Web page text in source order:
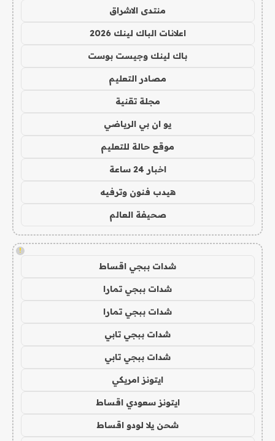
منتدى الاشراق
اعلانات الباك لينك 2026
باك لينك وجيست بوست
مصادر التعليم
مجلة تقنية
يو ان بي الرياضي
موقع حالة للتعليم
اخبار 24 ساعة
هيدب فنون وترفيه
صحيفة العالم
!
شدات ببجي اقساط
شدات ببجي تمارا
شدات ببجي تمارا
شدات ببجي تابي
شدات ببجي تابي
ايتونز امريكي
ايتونز سعودي اقساط
شحن يلا لودو اقساط